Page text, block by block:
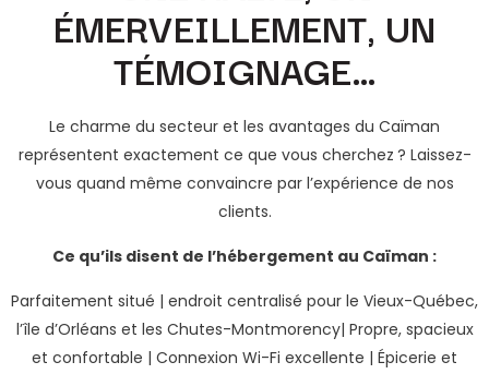
ÉMERVEILLEMENT, UN
TÉMOIGNAGE…
Le charme du secteur et les avantages du Caïman
représentent exactement ce que vous cherchez ? Laissez-
vous quand même convaincre par l’expérience de nos
clients.
Ce qu’ils disent de l’hébergement au Caïman :
Parfaitement situé | endroit centralisé pour le Vieux-Québec,
l’île d’Orléans et les Chutes-Montmorency| Propre, spacieux
et confortable | Connexion Wi-Fi excellente | Épicerie et